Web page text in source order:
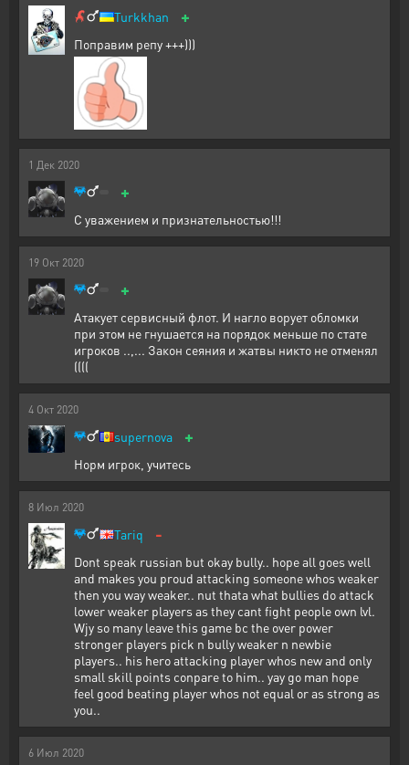
Turkkhan +
Поправим репу +++)))
1 Дек 2020
+
С уважением и признательностью!!!
19 Окт 2020
+
Атакует сервисный флот. И нагло ворует обломки
при этом не гнушается на порядок меньше по стате
игроков ..,... Закон сеяния и жатвы никто не отменял
((((
4 Окт 2020
supernova +
Норм игрок, учитесь
8 Июл 2020
Tariq -
Dont speak russian but okay bully.. hope all goes well
and makes you proud attacking someone whos weaker
then you way weaker.. nut thata what bullies do attack
lower weaker players as they cant fight people own lvl.
Wjy so many leave this game bc the over power
stronger players pick n bully weaker n newbie
players.. his hero attacking player whos new and only
small skill points conpare to him.. yay go man hope
feel good beating player whos not equal or as strong as
you..
6 Июл 2020